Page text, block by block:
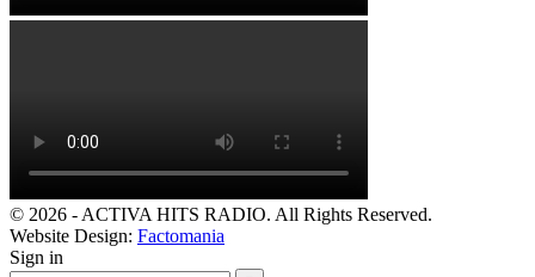
© 2026 - ACTIVA HITS RADIO. All Rights Reserved.
Website Design: Factomania
Sign in